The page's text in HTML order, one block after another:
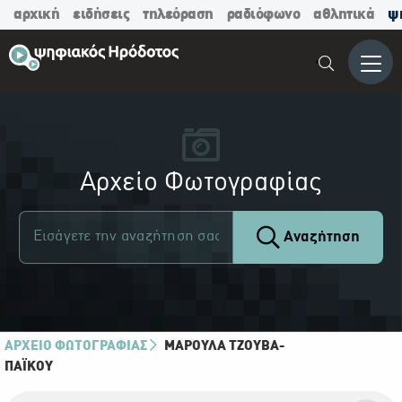
αρχική ειδήσεις τηλεόραση ραδιόφωνο αθλητικά
Μενού
Αρχείο Φωτογραφίας
Αναζήτηση
ΑΡΧΕΙΟ ΦΩΤΟΓΡΑΦΙΑΣ
ΜΑΡΟΎΛΑ ΤΖΟΎΒΑ-
ΠΑΪ́ΚΟΥ